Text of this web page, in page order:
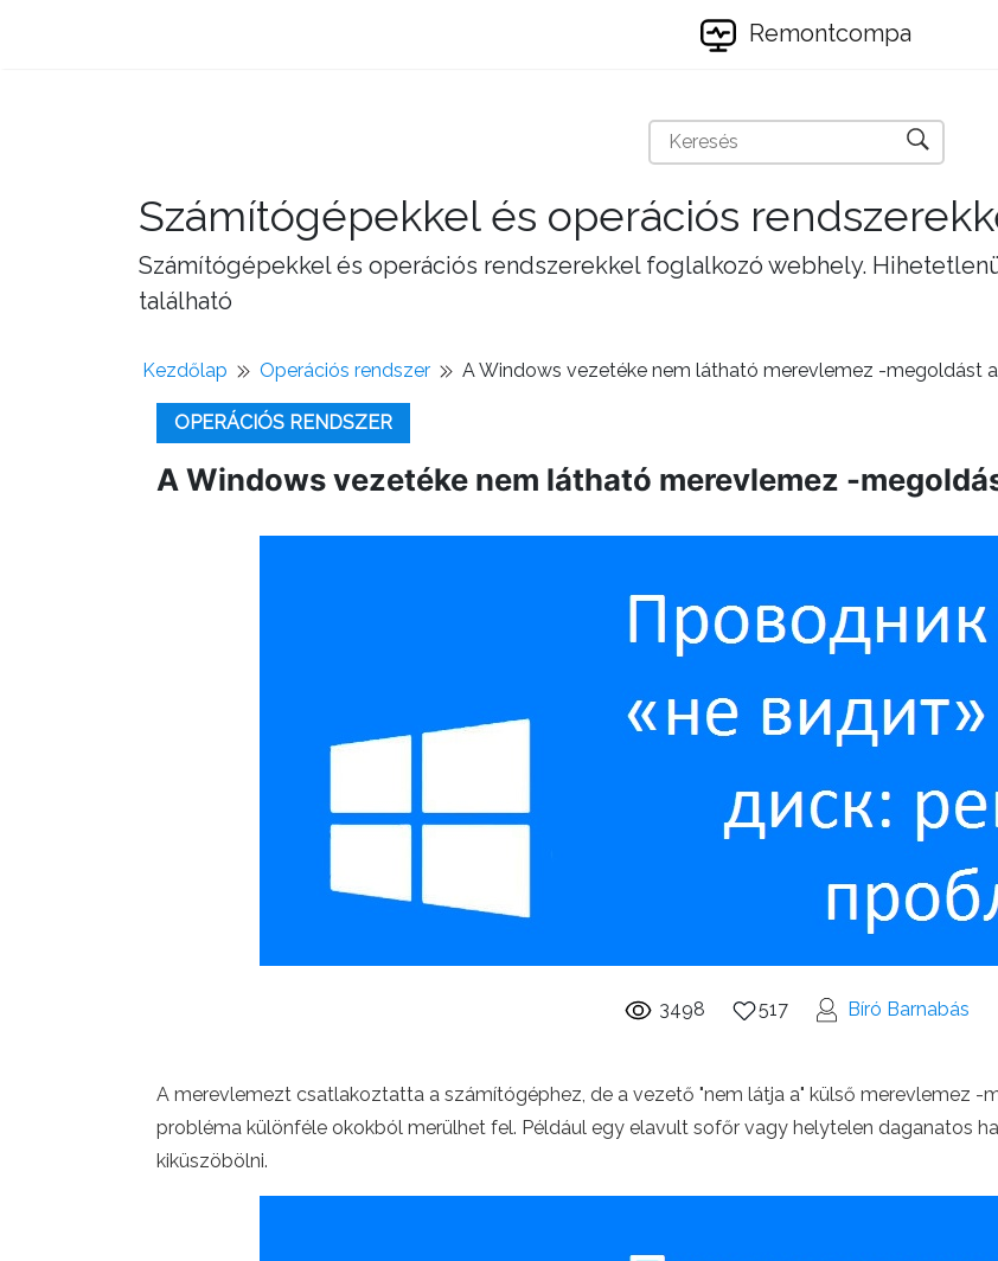
Remontcompa
Számítógépekkel és operációs
Számítógépekkel és operációs rendszerekkel foglalkozó webhely.
található
Kezdőlap Operációs rendszer A Windows vezetéke nem látható merevlemez -megoldást
OPERÁCIÓS RENDSZER
A Windows vezetéke nem látható merevlemez -
3498 517 Bíró Barnabás
A merevlemezt csatlakoztatta a számítógéphez, de a vezető "nem látja a" külső merevlemez -
probléma különféle okokból merülhet fel. Például egy elavult sofőr vagy helytelen daganatos
kiküszöbölni.